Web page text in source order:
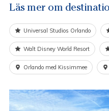
Läs mer om
Universal Studios Orlando
Walt Disney World Resort
Orlando med Kissimmee